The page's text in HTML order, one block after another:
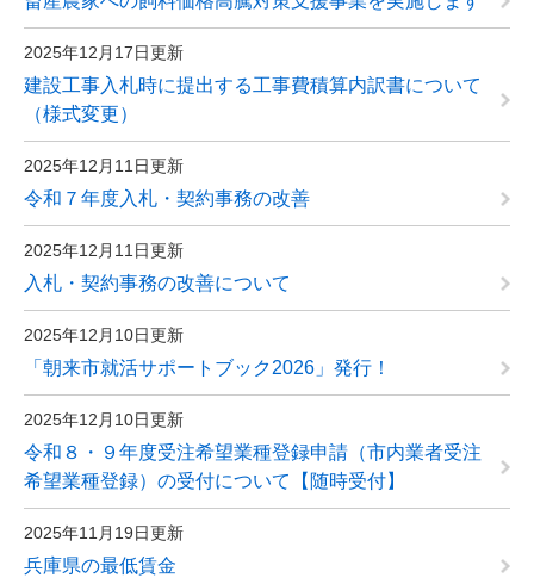
2025年12月17日更新
建設工事入札時に提出する工事費積算内訳書について
（様式変更）
2025年12月11日更新
令和７年度入札・契約事務の改善
2025年12月11日更新
入札・契約事務の改善について
2025年12月10日更新
「朝来市就活サポートブック2026」発行！
2025年12月10日更新
令和８・９年度受注希望業種登録申請（市内業者受注
希望業種登録）の受付について【随時受付】
2025年11月19日更新
兵庫県の最低賃金